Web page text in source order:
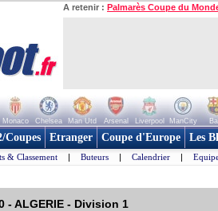
A retenir : Palmarès Coupe du
Monaco Chelsea Man Utd Arsenal Liverpool ManCity
Coupes Etranger Coupe d'Europe Les
& Classement | Buteurs | Calendrier |
- ALGERIE - Division 1